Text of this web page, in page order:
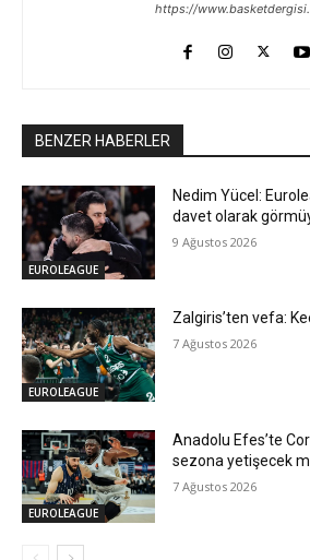
https://
BENZER HABERLER
EUROLEAGUE
Nedim Yücel:
davet olarak
9 Ağustos 2026
EUROLEAGUE
Zalgiris’ten vefa:
7 Ağustos 2026
EUROLEAGUE
Anadolu Efes’te
sezona yetişecek
7 Ağustos 2026